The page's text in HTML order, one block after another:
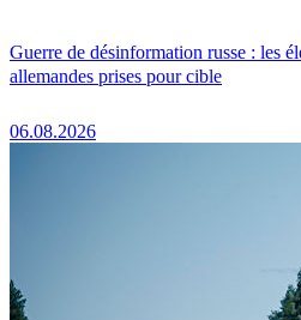
Guerre de désinformation russe : les
allemandes prises pour cible
06.08.2026